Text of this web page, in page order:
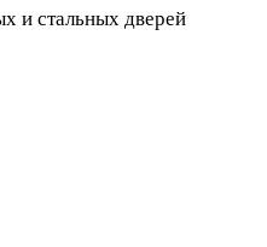
и стальных дверей